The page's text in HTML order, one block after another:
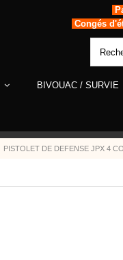
Congés
BIVOUAC / SURVIE
PISTOLET DE DEFENSE JPX 4